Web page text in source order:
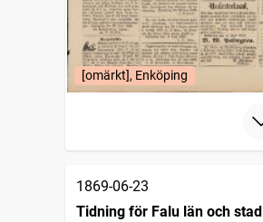
[omärkt], Enköping
1869-06-23
Tidning för Falu län och stad